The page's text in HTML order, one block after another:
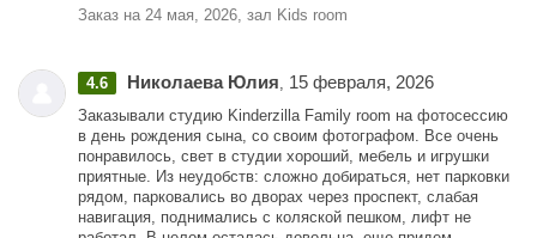
Заказ на 24 мая, 2026, зал Kids room
4.6 Николаева Юлия, 15 февраля, 2026
Заказывали студию Kinderzilla Family room на фотосессию
в день рождения сына, со своим фотографом. Все очень
понравилось, свет в студии хороший, мебель и игрушки
приятные. Из неудобств: сложно добираться, нет парковки
рядом, парковались во дворах через проспект, слабая
навигация, поднимались с коляской пешком, лифт не